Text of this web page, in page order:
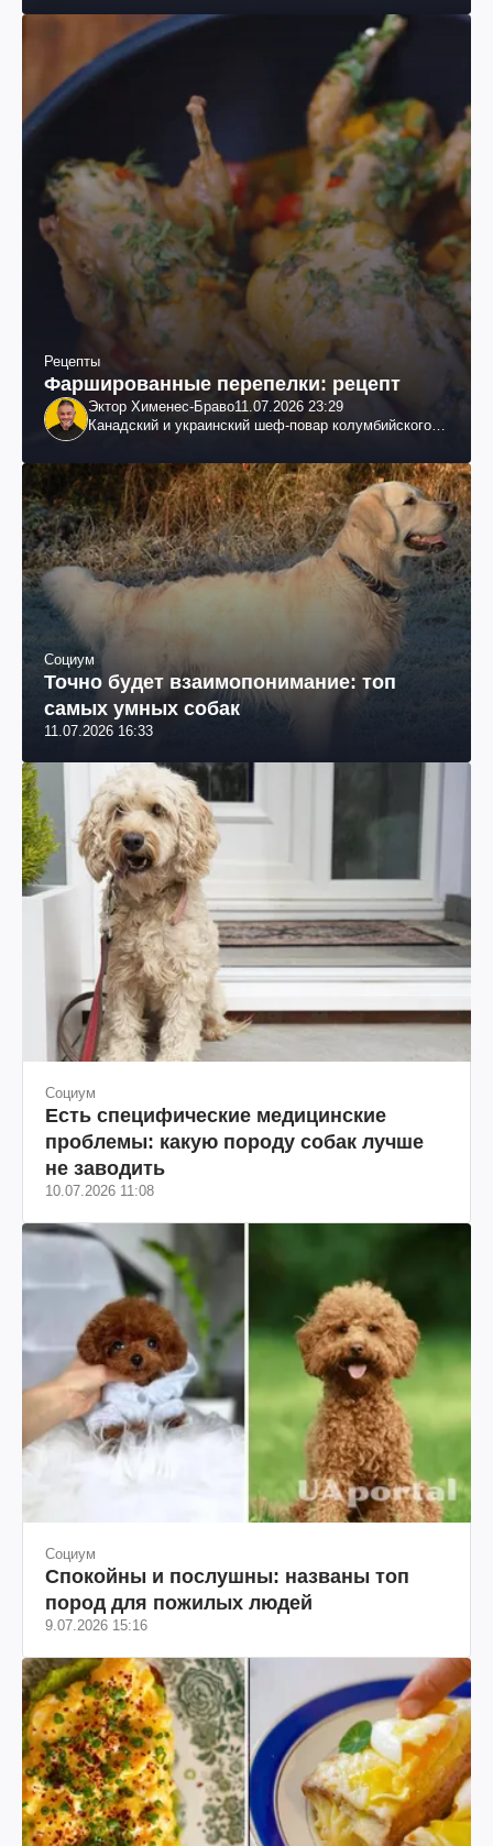
Рецепты
Фаршированные перепелки: рецепт
Эктор Хименес-Браво11.07.2026 23:29
Канадский и украинский шеф-повар колумбийского
Социум
Точно будет взаимопонимание: топ
самых умных собак
11.07.2026 16:33
Социум
Есть специфические медицинские
проблемы: какую породу собак лучше
не заводить
10.07.2026 11:08
Социум
Спокойны и послушны: названы топ
пород для пожилых людей
9.07.2026 15:16